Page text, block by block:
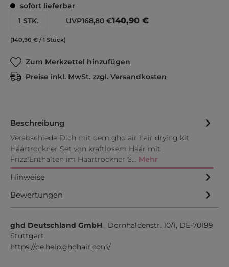
sofort lieferbar
1 STK.
(140,90 € / 1 Stück)
UVP168,80 €140,90 €
Zum Merkzettel hinzufügen
Preise inkl. MwSt. zzgl. Versandkosten
Beschreibung
Verabschiede Dich mit dem ghd air hair drying kit
Haartrockner Set von kraftlosem Haar mit
Frizz!Enthalten im Haartrockner S… Mehr
Hinweise
Bewertungen
ghd Deutschland GmbH, Dornhaldenstr. 10/1, DE-70199
Stuttgart
https://de.help.ghdhair.com/